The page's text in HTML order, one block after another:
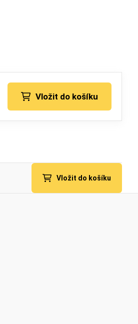
Vložit do košíku
Vložit do košíku